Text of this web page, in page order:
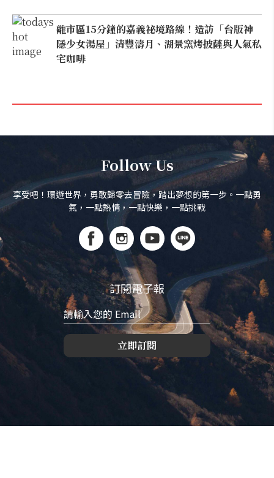
離市區15分鐘的嘉義祕境路線！造訪「台版神
隱少女湯屋」清豐濤月、湖景窯烤披薩與人氣私
宅咖啡
Follow Us
享受吧！環遊世界，勇敢歸零去冒險，踏出夢想的第一步。一點勇
氣，一點熱情，一點快樂，一點挑戰
訂閱電子報
立即訂閱